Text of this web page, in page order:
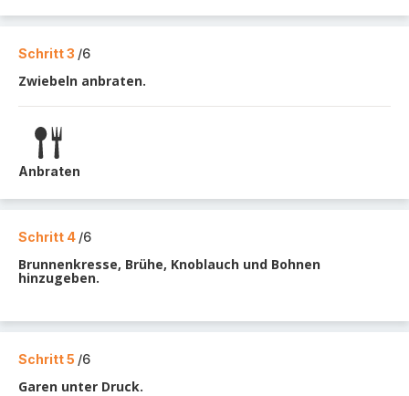
Schritt 3 /6
Zwiebeln anbraten.
Anbraten
Schritt 4 /6
Brunnenkresse, Brühe, Knoblauch und Bohnen
hinzugeben.
Schritt 5 /6
Garen unter Druck.